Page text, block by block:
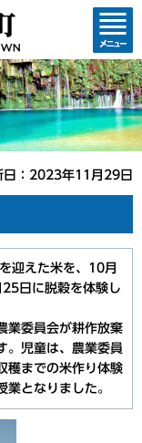
コンテ
ンツメ
ニュー
日：2023年11月29日
迎えた米を、10月
日に脱穀を体験し
業委員会が耕作放棄
。児童は、農業委員
穫までの米作り体験
となりました。